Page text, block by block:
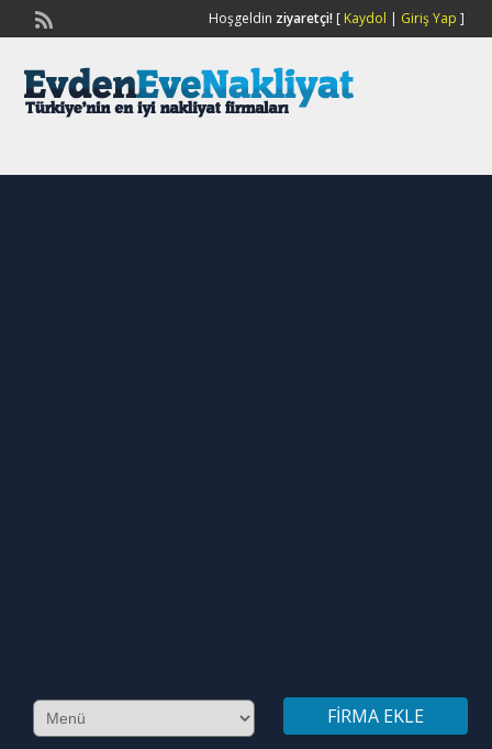
Hoşgeldin ziyaretçi![ Kaydol | Giriş Yap ]
FIRMA EKLE